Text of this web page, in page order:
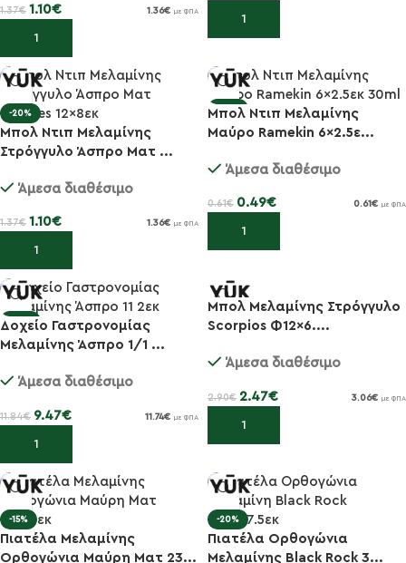
1.37€ 1.10€ 1.36€ με ΦΠΑ
Προσθήκη στο καλάθι
Προσθήκη στο καλάθι
-20%
Μπολ Ντιπ Μελαμίνης
Στρόγγυλο Άσπρο Ματ ...
Άμεσα διαθέσιμο
1.37€ 1.10€ 1.36€ με ΦΠΑ
Προσθήκη στο καλάθι
-20%
Μπολ Ντιπ Μελαμίνης
Μαύρο Ramekin 6×2.5ε...
Άμεσα διαθέσιμο
0.61€ 0.49€ 0.61 € με ΦΠΑ
Προσθήκη στο καλάθι
-20%
Δοχείο Γαστρονομίας
Μελαμίνης Άσπρο 1/1 ...
Άμεσα διαθέσιμο
11.84€ 9.47€ 11.74€ με ΦΠΑ
Προσθήκη στο καλάθι
-15%
Μπολ Μελαμίνης Στρόγγυλο
Scorpios Φ12×6....
Άμεσα διαθέσιμο
2.90€ 2.47€ 3.06€ με ΦΠΑ
Προσθήκη στο καλάθι
-15%
Πιατέλα Μελαμίνης
Ορθογώνια Μαύρη Ματ 23...
-20%
Πιατέλα Ορθογώνια
Μελαμίνης Black Rock 3...